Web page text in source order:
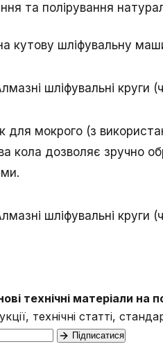
та полірування
кутову шліфувальну
для мокрого (з
кола дозволяє зручно
технічні матеріали на
технічні статті,
Підписатися